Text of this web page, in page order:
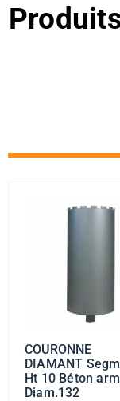
COURONNE
DIAMANT
Ht 10 Béton
Diam.132